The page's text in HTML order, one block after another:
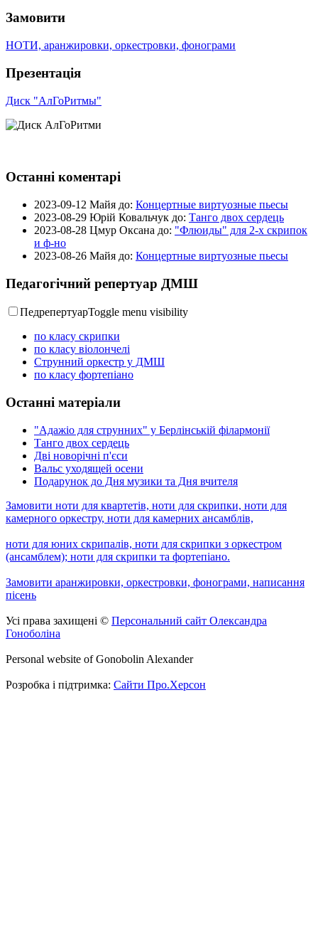
Замовити
НОТИ, аранжировки, оркестровки, фонограми
Презентація
Диск "АлГоРитмы"
Останні коментарі
2023-09-12 Майя до: Концертные виртуозные пьесы
2023-08-29 Юрій Ковальчук до: Танго двох сердець
2023-08-28 Цмур Оксана до: "Флюиды" для 2-х скрипок
и ф-но
2023-08-26 Майя до: Концертные виртуозные пьесы
Педагогічний репертуар ДМШ
ПедрепертуарToggle menu visibility
по класу скрипки
по класу віолончелі
Струнний оркестр у ДМШ
по класу фортепіано
Останні матеріали
"Адажіо для струнних" у Берлінській філармонії
Танго двох сердець
Дві новорічні п'єси
Вальс уходящей осени
Подарунок до Дня музики та Дня вчителя
Замовити ноти для квартетів, ноти для скрипки, ноти для
камерного оркестру, ноти для камерних ансамблів,
ноти для юних скрипалів, ноти для скрипки з оркестром
(ансамблем); ноти для скрипки та фортепіано.
Замовити аранжировки, оркестровки, фонограми, написання
пісень
Усі права захищені © Персональний сайт Олександра
Гоноболіна
Personal website of Gonobolin Alexander
Розробка і підтримка: Сайти Про.Херсон